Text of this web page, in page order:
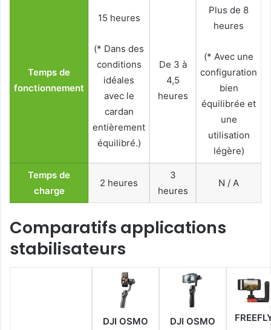
Temps de
fonctionnement
15 heures
(* Dans des
conditions
idéales
avec le
cardan
entièrement
équilibré.)
De 3 à
4,5
heures
Plus de 8
heures
(* Avec une
configuration
bien
équilibrée et
une
utilisation
légère)
Temps de
charge
2 heures
3
heures
N / A
Comparatifs applications
stabilisateurs
DJI OSMO
DJI OSMO